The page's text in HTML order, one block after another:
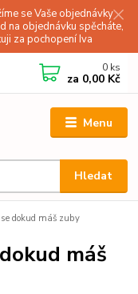
se Vaše objednávky
na objednávku spěcháte,
za pochopení Iva
Menu
Hledat
0 ks
za 0,00 Kč
dokud máš zuby
máš